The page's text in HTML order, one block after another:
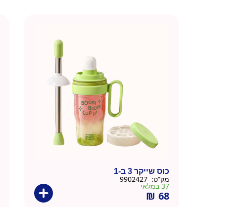
כוס שייקר 3 ב-1
מק”ט:
37 במלאי
₪ 68